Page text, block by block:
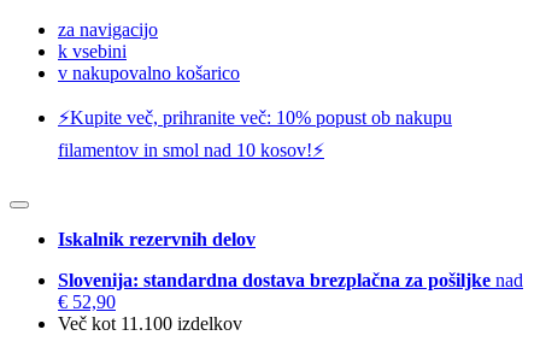
za navigacijo
k vsebini
v nakupovalno košarico
⚡️Kupite več, prihranite več: 10% popust ob nakupu
filamentov in smol nad 10 kosov!⚡️
Iskalnik rezervnih delov
Slovenija: standardna dostava brezplačna za pošiljke nad
€ 52,90
Več kot 11.100 izdelkov